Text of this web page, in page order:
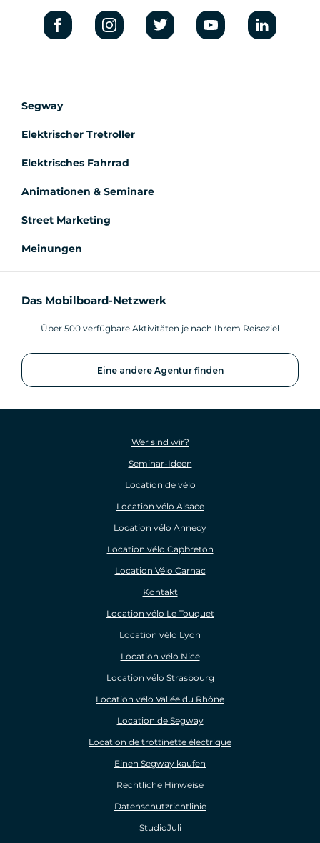
Segway
Elektrischer Tretroller
Elektrisches Fahrrad
Animationen & Seminare
Street Marketing
Meinungen
Das Mobilboard-Netzwerk
Über 500 verfügbare Aktivitäten je nach Ihrem Reiseziel
Eine andere Agentur finden
Wer sind wir?
Seminar-Ideen
Location de vélo
Location vélo Alsace
Location vélo Annecy
Location vélo Capbreton
Location Vélo Carnac
Kontakt
Location vélo Le Touquet
Location vélo Lyon
Location vélo Nice
Location vélo Strasbourg
Location vélo Vallée du Rhône
Location de Segway
Location de trottinette électrique
Einen Segway kaufen
Rechtliche Hinweise
Datenschutzrichtlinie
StudioJuli